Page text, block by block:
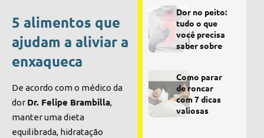
5 alimentos que
ajudam a aliviar a
enxaqueca
De acordo com o médico da
dor Dr. Felipe Brambilla,
manter uma dieta
equilibrada, hidratação
Dor no peito:
tudo o que
você precisa
saber sobre
Como parar
de roncar
com 7 dicas
valiosas